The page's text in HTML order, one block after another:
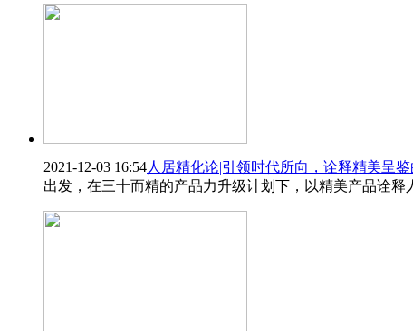
2021-12-03 16:54人居精化论|引领时代所向，诠释精美呈鉴
出发，在三十而精的产品力升级计划下，以精美产品诠